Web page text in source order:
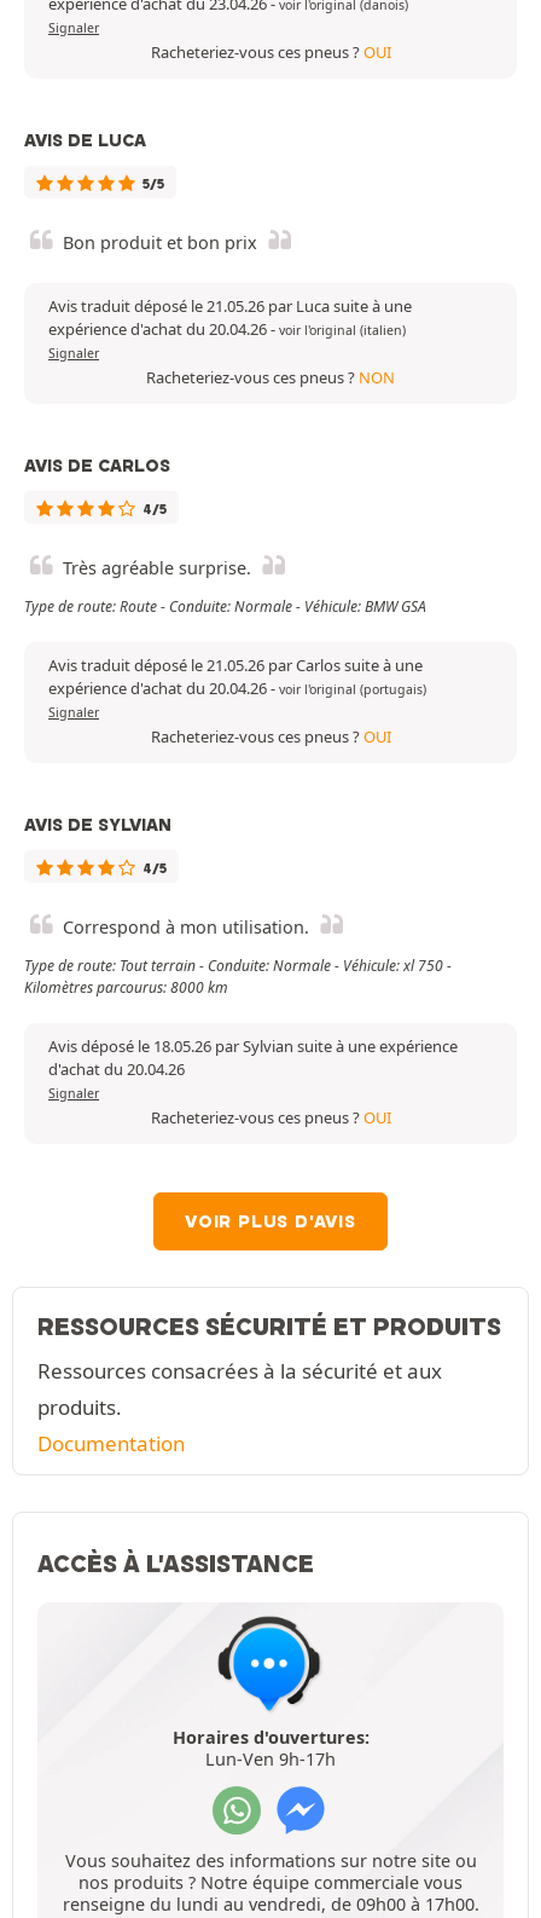
voir l'original (danois)
Signaler
Racheteriez-vous ces pneus ?OUI
AVIS DE LUCA
5/5
Bon produit et bon prix
Avis traduit déposé le 21.05.26 par Luca suite à une
expérience d'achat du 20.04.26- voir l'original (italien)
Signaler
Racheteriez-vous ces pneus ? NON
AVIS DE CARLOS
4/5
Très agréable surprise.
Type de route: Route - Conduite: Normale - Véhicule: BMW GSA
Avis traduit déposé le 21.05.26 par Carlos suite à une
expérience d'achat du 20.04.26- voir l'original (portugais)
Signaler
Racheteriez-vous ces pneus ?OUI
AVIS DE SYLVIAN
4/5
Correspond à mon utilisation.
Type de route: Tout terrain - Conduite: Normale - Véhicule: xl 750 -
Kilomètres parcourus: 8000 km
Avis déposé le 18.05.26 par Sylvian suite à une expérience
d'achat du 20.04.26
Signaler
Racheteriez-vous ces pneus ?OUI
VOIR PLUS D'AVIS
RESSOURCES SÉCURITÉ ET PRODUITS
Ressources consacrées à la sécurité et aux
produits.
Documentation
ACCÈS À L'ASSISTANCE
Horaires d'ouvertures:
Lun-Ven 9h-17h
Vous souhaitez des informations sur notre site ou
nos produits ? Notre équipe commerciale vous
renseigne du lundi au vendredi, de 09h00 à 17h00.